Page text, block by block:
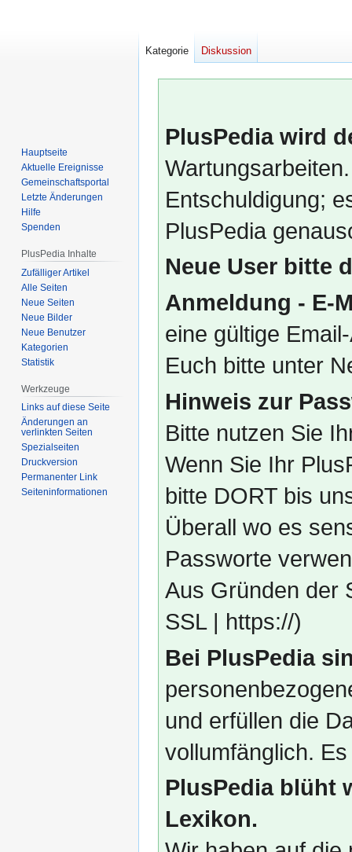
PlusPedia wird
Entschuldigung;
PlusPedia
Neue User bitte
Anmeldung - E-
eine gültige
Euch bitte unter
Hinweis zur
Bitte nutzen Sie
Wenn Sie Ihr
bitte DORT bis
Überall wo es
Passworte
Aus Gründen der
SSL | https://)
Bei PlusPedia
und erfüllen die
vollumfänglich.
PlusPedia blüht
Lexikon.
Kategorie Diskussion
Hauptseite
Aktuelle Ereignisse
Gemeinschafts­portal
Letzte Änderungen
Hilfe
Spenden
PlusPedia Inhalte
Zufälliger Artikel
Alle Seiten
Neue Seiten
Neue Bilder
Neue Benutzer
Kategorien
Statistik
Werkzeuge
Links auf diese Seite
Änderungen an
verlinkten Seiten
Spezialseiten
Druckversion
Permanenter Link
Seiten­­informationen